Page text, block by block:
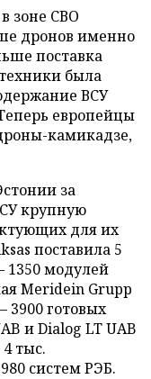
в зоне СВО
дронов именно
поставка
была
ВСУ
европейцы
камикадзе,
за
крупную
для их
поставила 5
1350 модулей
Meridein Grupp
3900 готовых
и Dialog LT UAB
тыс.
систем РЭБ.